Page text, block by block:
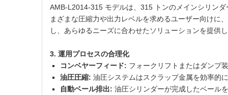
AMB-L2014-315 モデルは、315 トンのメインシリン
まざまな圧縮力や出力レベルを求めるユーザー向けに
し、あらゆるニーズに合わせたソリューションを提供
3. 運用プロセスの合理化
コンベヤーフィード: フォークリフトまたはダンプ
油圧圧縮: 油圧システムはスクラップ金属を効率的
自動ベール排出: 油圧シリンダーが完成したベール